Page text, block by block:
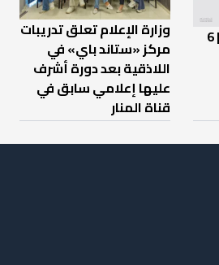
تقرير شام الاقتصادي | 6
وزارة الإعلام تعلق تدريبات
مركز «ستاند باي» في
اللاذقية بعد دورة أشرف
عليها إعلامي سابق في
قناة المنار